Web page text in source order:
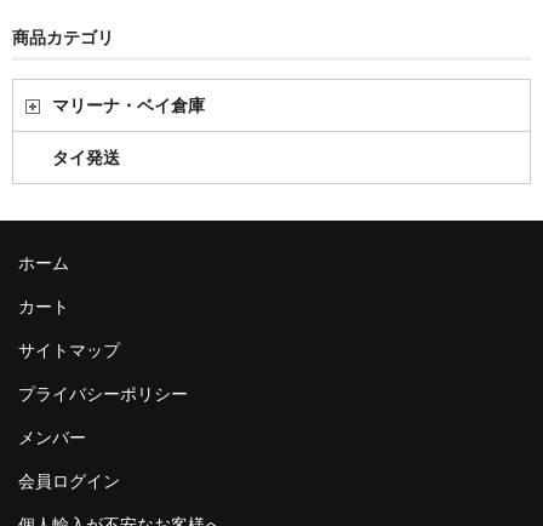
商品カテゴリ
マリーナ・ベイ倉庫
タイ発送
ホーム
カート
サイトマップ
プライバシーポリシー
メンバー
会員ログイン